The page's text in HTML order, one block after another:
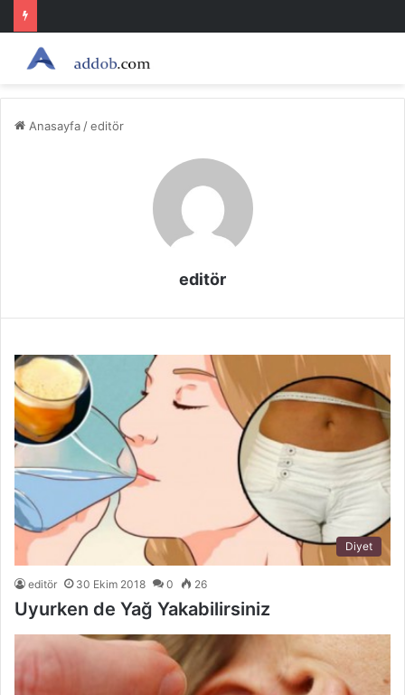
Anasayfa /editör
editör
Diyet
editör 30 Ekim 2018 0 26
Uyurken de Yağ Yakabilirsiniz